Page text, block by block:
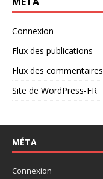
Connexion
Flux des publications
Flux des commentaires
Site de WordPress-FR
MÉTA
Connexion